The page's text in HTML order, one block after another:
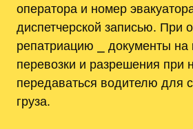
оператора и номер
диспетчерской записью. При
репатриацию ⎯ документы на
перевозки и разрешения при
передаваться водителю для
груза.